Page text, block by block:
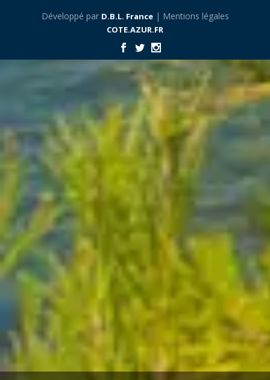
Développé par D.B.L. France| Mentions légales
COTE.AZUR.FR